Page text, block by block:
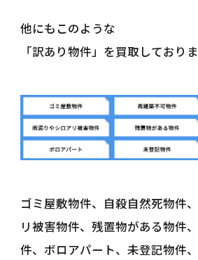
他にもこのような
「訳あり物件」を買取しており
ゴミ屋敷物件、自殺自然死物件
リ被害物件、残置物がある物件
件、ボロアパート、未登記物件